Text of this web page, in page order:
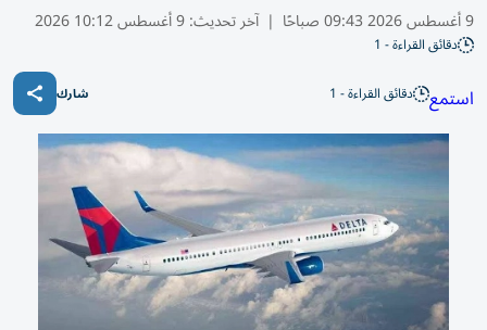
9 أغسطس 2026 09:43 صباحًا | آخر تحديث:9 أغسطس 10:12 2026
دقائق القراءة - 1
استمع دقائق القراءة - 1 شارك